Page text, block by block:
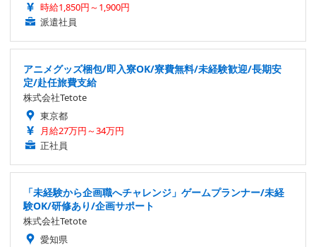
時給1,850円～1,900円
派遣社員
アニメグッズ梱包/即入寮OK/寮費無料/未経験歓迎/長期安
定/赴任旅費支給
株式会社Tetote
東京都
月給27万円～34万円
正社員
「未経験から企画職へチャレンジ」ゲームプランナー/未経
験OK/研修あり/企画サポート
株式会社Tetote
愛知県